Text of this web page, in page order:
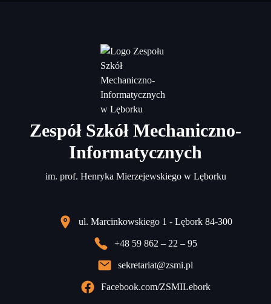
Zespół Szkół Mechaniczno-
Informatycznych
im. prof. Henryka Mierzejewskiego w Lęborku
ul. Marcinkowskiego 1 - Lębork 84-300
+48 59 862 – 22 – 95
sekretariat@zsmi.pl
Facebook.com/ZSMILebork